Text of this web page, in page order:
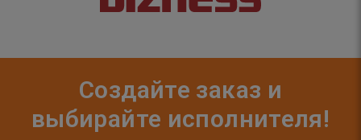
Создайте заказ и
выбирайте исполнителя!